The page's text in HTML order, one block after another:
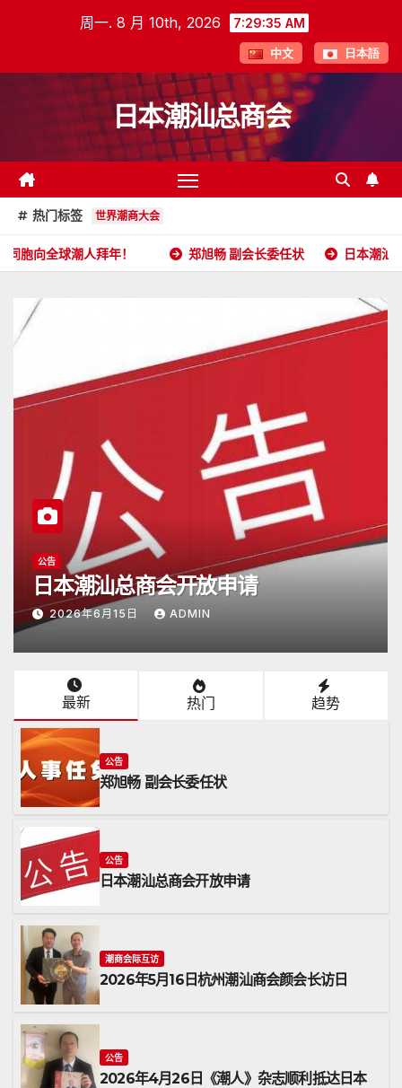
周一. 8 月 10th, 2026 7:29:36 AM
中文 日本語
日本潮汕总商会
热门标签 世界潮商大会
年！ 郑旭畅 副会长委任状 日本潮汕总商会开放申请
潮商会际互访
2026年5月16日杭州潮汕商会颜会长
访日
2026年5月17日 ADMIN
最新 热门 趋势
公告
郑旭畅 副会长委任状
公告
日本潮汕总商会开放申请
潮商会际互访
2026年5月16日杭州潮汕商会颜会长访日
公告
2026年4月26日《潮人》杂志顺利抵达日本